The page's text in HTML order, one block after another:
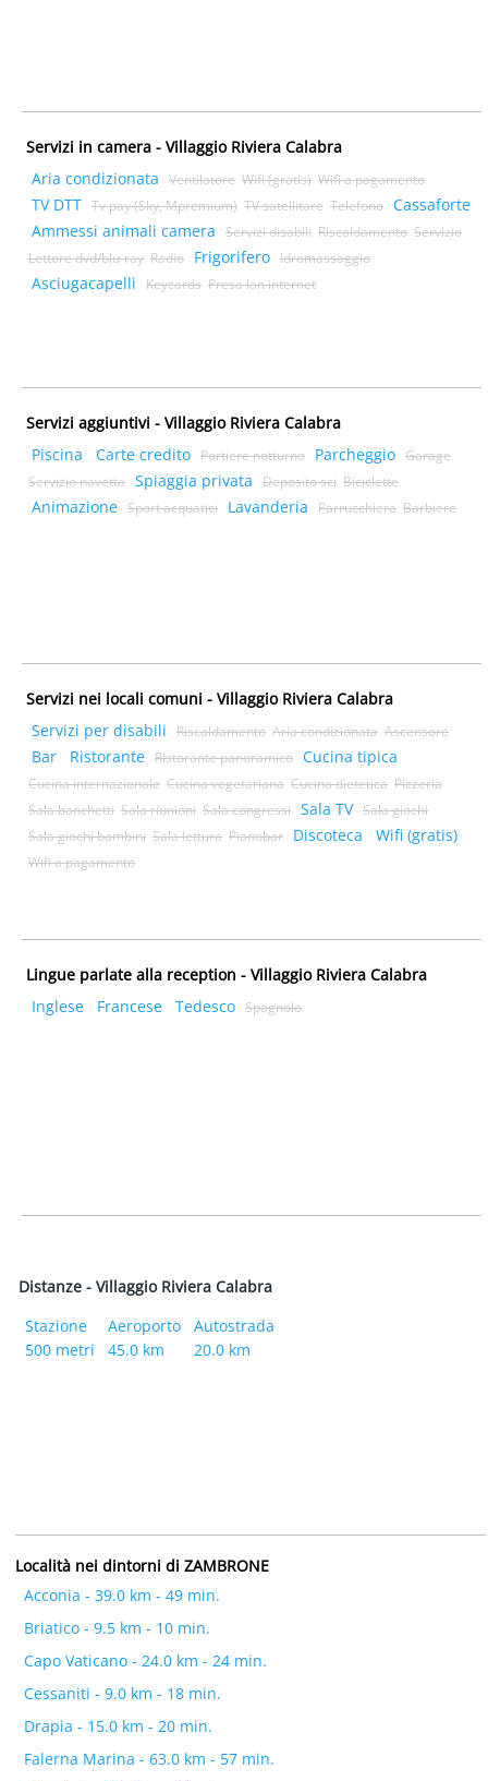
Servizi in camera - Villaggio Riviera Calabra
Aria condizionata
Ventilatore Wifi (gratis) Wifi a pagamento
TV DTT Tv pay (Sky, Mpremium) TV satellitare Telefono Cassaforte
Ammessi animali camera
Servizi disabili Riscaldamento Servizio
Lettore dvd/blu-ray Radio Frigorifero Idromassaggio
Asciugacapelli Keycards Presa lan internet
Servizi aggiuntivi - Villaggio Riviera Calabra
Piscina
Carte credito Portiere notturno Parcheggio Garage
Servizio navetta Spiaggia privata Deposito sci Biciclette
Animazione Sport acquatici Lavanderia Parrucchiera Barbiere
Servizi nei locali comuni - Villaggio Riviera Calabra
Servizi per disabili
Riscaldamento Aria condizionata Ascensore
Bar Ristorante Ristorante panoramico Cucina tipica
Cucina internazionale Cucina vegetariana Cucina dietetica Pizzeria
Sala banchetti Sala riunioni Sala congressi Sala TV Sala giochi
Sala giochi bambini Sala lettura Pianobar Discoteca Wifi (gratis)
Wifi a pagamento
Lingue parlate alla reception - Villaggio Riviera Calabra
Inglese
Francese Tedesco Spagnolo
Distanze - Villaggio Riviera Calabra
Stazione
500 metri
Aeroporto
45.0 km
Autostrada
20.0 km
Località nei dintorni di ZAMBRONE
Acconia - 39.0 km - 49 min.
Briatico - 9.5 km - 10 min.
Capo Vaticano - 24.0 km - 24 min.
Cessaniti - 9.0 km - 18 min.
Drapia - 15.0 km - 20 min.
Falerna Marina - 63.0 km - 57 min.